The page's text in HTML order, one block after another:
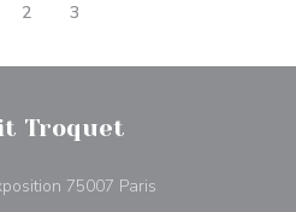
2 3
Troquet
75007 Paris((открывается в